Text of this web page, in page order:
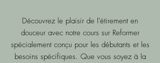
Découvrez le plaisir de l'étirement en
douceur avec notre cours sur Reformer
spécialement conçu pour les débutants et les
besoins spécifiques. Que vous soyez à la